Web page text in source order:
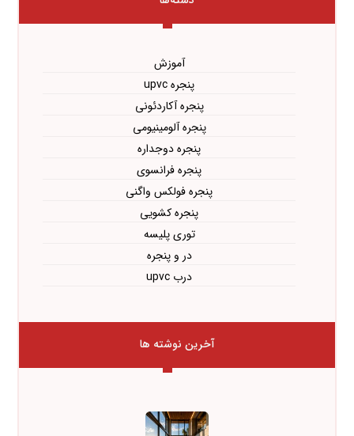
آموزش
پنجره upvc
پنجره آکاردئونی
پنجره آلومینیومی
پنجره دوجداره
پنجره فرانسوی
پنجره فولکس واگنی
پنجره کشویی
توری پلیسه
در و پنجره
درب upvc
آخرین نوشته ها